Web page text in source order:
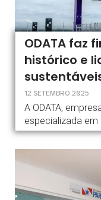
ODATA faz
histórico e
12 SETEMBRO 2025
A ODATA,
especializada em